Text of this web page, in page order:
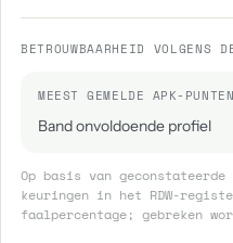
BETROUWBAARHEID VOLGENS
MEEST GEMELDE APK-PUNTEN
Band onvoldoende profiel
Op basis van
keuringen in het RDW-
faalpercentage; gebreken